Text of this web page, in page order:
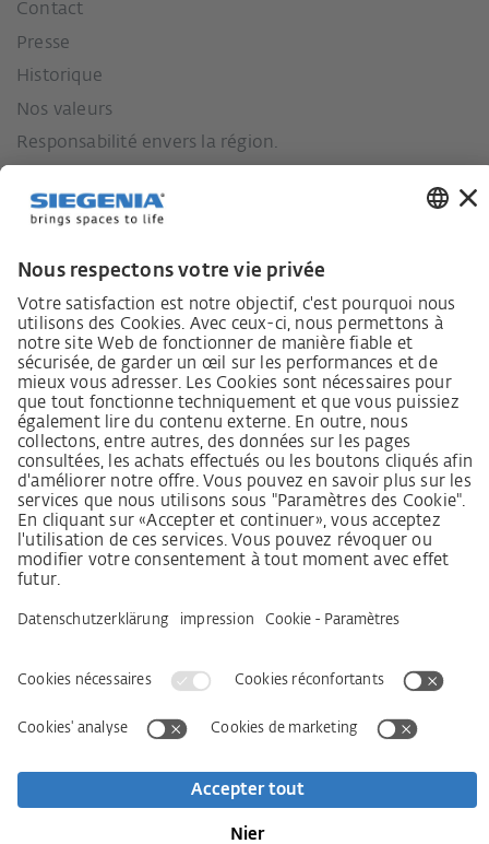
Contact
Presse
Historique
Nos valeurs
Responsabilité envers la région.
Lieferkettensorgfaltspflichtengesetz
Lieferantenkodex
Grundsatzerklärung Menschenrechtsstrategie
Beschwerdeverfahren
Mentions légales
CGV
Déclaration relative à la protection des données
Services